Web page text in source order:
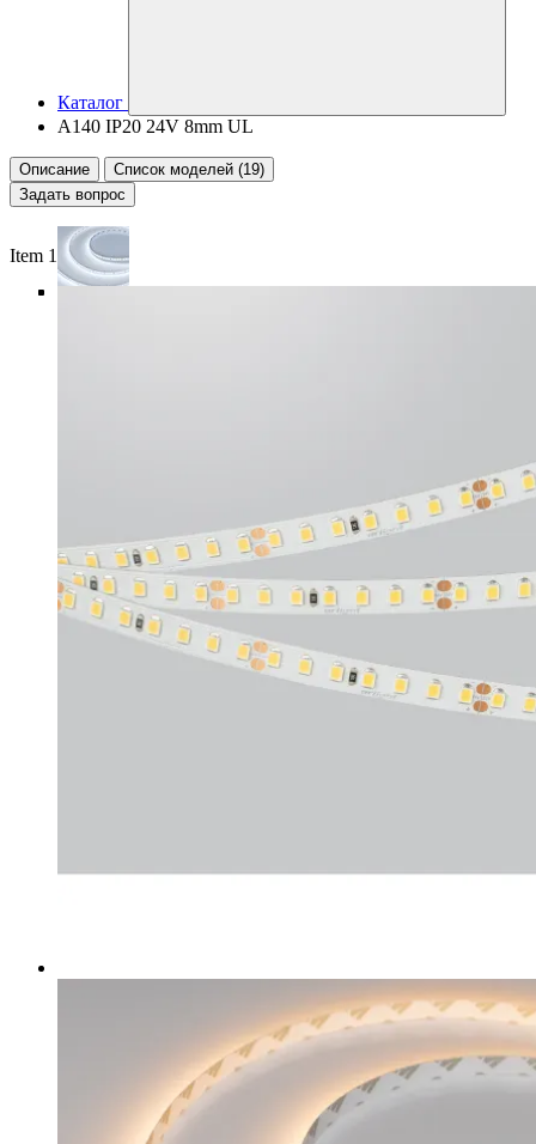
Каталог
A140 IP20 24V 8mm UL
Описание
Список моделей (19)
Задать вопрос
Item 1 of 6